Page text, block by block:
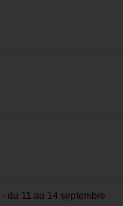
- du 11 au 14 septembre